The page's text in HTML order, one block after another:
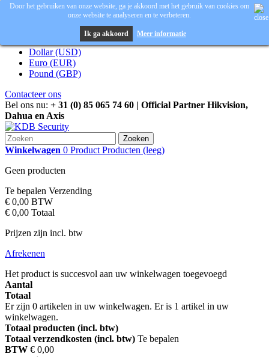
Dollar (USD)
Euro (EUR)
Pound (GBP)
Contacteer ons
Bel ons nu: + 31 (0) 85 065 74 60 | Official Partner Hikvision,
Dahua en Axis
Zoeken
Winkelwagen 0 Product Producten (leeg)
Geen producten
Te bepalen Verzending
€ 0,00 BTW
€ 0,00 Totaal
Prijzen zijn incl. btw
Afrekenen
Het product is succesvol aan uw winkelwagen toegevoegd
Aantal
Totaal
Er zijn 0 artikelen in uw winkelwagen. Er is 1 artikel in uw
winkelwagen.
Totaal producten (incl. btw)
Totaal verzendkosten (incl. btw) Te bepalen
BTW € 0,00
Door het gebruiken van onze website, ga je akkoord met het gebruik van cookies om
onze website te analyseren en te verbeteren.
Ik ga akkoord Meer informatie